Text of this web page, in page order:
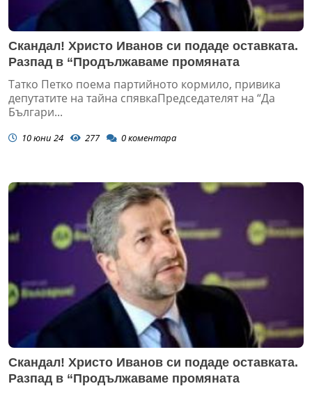
Скандал! Христо Иванов си подаде оставката.
Разпад в “Продължаваме промяната
Татко Петко поема партийното кормило, привика
депутатите на тайна спявкаПредседателят на “Да
Българи...
10 юни 24 277 0коментара
Скандал! Христо Иванов си подаде оставката.
Разпад в “Продължаваме промяната